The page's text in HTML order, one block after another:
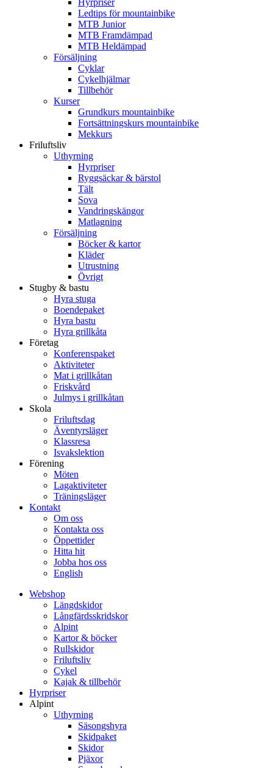
Hyrpriser
Ledtips för mountainbike
MTB Junior
MTB Framdämpad
MTB Heldämpad
Försäljning
Cyklar
Cykelhjälmar
Tillbehör
Kurser
Grundkurs mountainbike
Fortsättningskurs mountainbike
Mekkurs
Friluftsliv
Uthyrning
Hyrpriser
Ryggsäckar & bärstol
Tält
Sova
Vandringskängor
Matlagning
Försäljning
Böcker & kartor
Kläder
Utrustning
Övrigt
Stugby & bastu
Hyra stuga
Boendepaket
Hyra bastu
Hyra grillkåta
Företag
Konferenspaket
Aktiviteter
Mat i grillkåtan
Friskvård
Julmys i grillkåtan
Skola
Friluftsdag
Äventyrsläger
Klassresa
Isvakslektion
Förening
Möten
Lagaktiviteter
Träningsläger
Kontakt
Om oss
Kontakta oss
Öppettider
Hitta hit
Jobba hos oss
English
Webshop
Längdskidor
Långfärdsskridskor
Alpint
Kartor & böcker
Rullskidor
Friluftsliv
Cykel
Kajak & tillbehör
Hyrpriser
Alpint
Uthyrning
Säsongshyra
Skidpaket
Skidor
Pjäxor